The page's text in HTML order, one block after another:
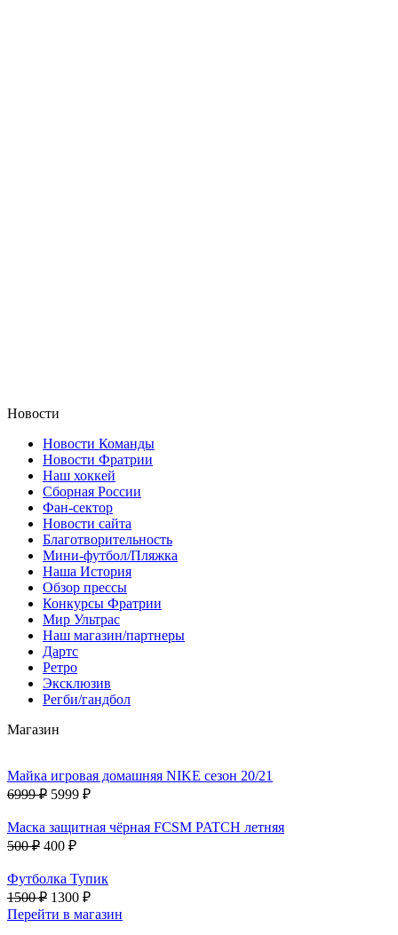
Новости
Новости Команды
Новости Фратрии
Наш хоккей
Сборная России
Фан-cектор
Новости сайта
Благотворительность
Мини-футбол/Пляжка
Наша История
Обзор прессы
Конкурсы Фратрии
Мир Ультрас
Наш магазин/партнеры
Дартс
Ретро
Эксклюзив
Регби/гандбол
Магазин
Майка игровая домашняя NIKE сезон 20/21
6999 ₽ 5999 ₽
Маска защитная чёрная FCSM PATCH летняя
500 ₽ 400 ₽
Футболка Тупик
1500 ₽ 1300 ₽
Перейти в магазин